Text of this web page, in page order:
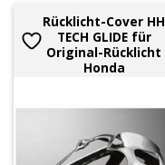
Rücklicht-Cover HH
TECH GLIDE für
Original-Rücklicht
Honda